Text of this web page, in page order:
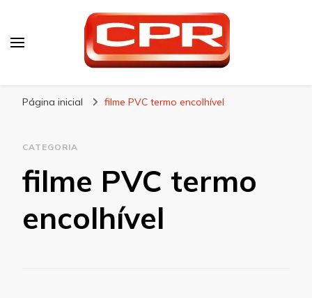
Página inicial filme PVC termo encolhível
CATEGORIA
filme PVC termo
encolhível